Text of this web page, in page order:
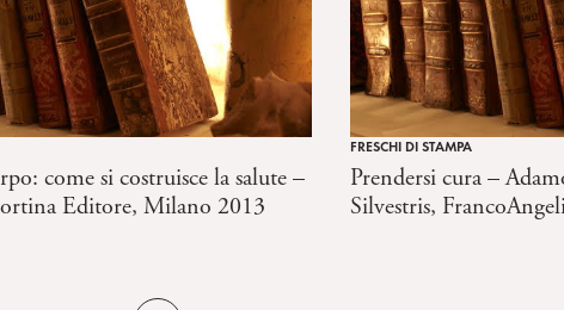
come si costruisce la salute –
Editore, Milano 2013
FRESCHI DI STAMPA
Prendersi cura –
Silvestris,